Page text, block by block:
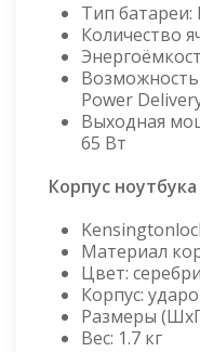
Тип батареи:
Количество
Возможность
Power
Выходная
65 Вт
Корпус ноутбука
Материал
Цвет:
Корпус:
Размеры
Вес: 1.7 кг